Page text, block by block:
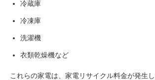
冷蔵庫
冷凍庫
洗濯機
衣類乾燥機など
これらの家電は、家電リサイクル料金が発生